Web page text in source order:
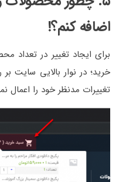
اضافه کنم؟!
برای ایجاد تغییر در
خرید؛ در نوار بالایی سایت
تغییرات مدنظر خود را اعمال